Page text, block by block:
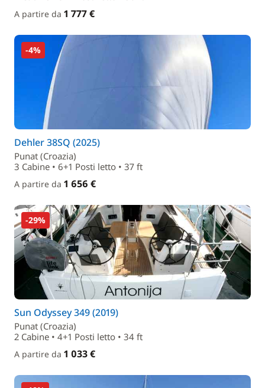
A partire da 1 777 €
-4%
Dehler 38SQ (2025)
Punat (Croazia)
3 Cabine • 6+1 Posti letto • 37 ft
A partire da 1 656 €
-29%
Sun Odyssey 349 (2019)
Punat (Croazia)
2 Cabine • 4+1 Posti letto • 34 ft
A partire da 1 033 €